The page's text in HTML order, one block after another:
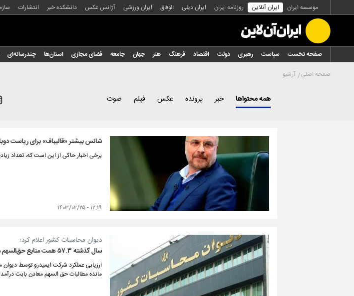
موسسه ایران ایران آنلاین روزنامه ایران ایران دیلی الوفاق ایران ورزشی آژانس عکس دانشکده خبر انتشارات
صفحه نخست سیاست رهبری دولت اقتصاد فرهنگ هنر جهان جامعه فضای مجازی استان‌ها چندرسانه‌ای
صفحه اصلی آرشیو
همه محتواها خبر پرونده عکس فیلم صوت
شانس بیشتر «قالیباف» برای ریاست
برخی اخبار حاکی از این است که، تعداد
۱۲:۱۹ - ۱۴۰۳/۰۲/۲۵
دیوان محاسبات کشور اعلام کرد؛
سال گذشته ۵۷.۳ همت منابع حق‌السهم معادن وصول نشد
مانده مطالبات حق السهم معادن بابت درآمد حاصل از